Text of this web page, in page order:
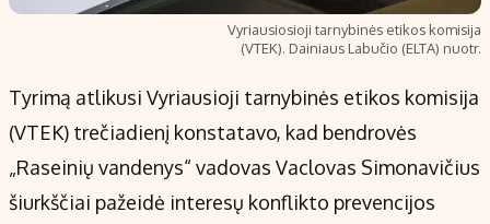
Redakcija
Redakcijos politika
Privatumo politika
Turinio žymėjimo taisyklės
Kontaktai
Vyriausiosioji tarnybinės etikos komisija
(VTEK). Dainiaus Labučio (ELTA) nuotr.
Tyrimą atlikusi Vyriausioji tarnybinės etikos komisija
(VTEK) trečiadienį konstatavo, kad bendrovės
„Raseinių vandenys“ vadovas Vaclovas Simonavičius
šiurkščiai pažeidė interesų konflikto prevencijos